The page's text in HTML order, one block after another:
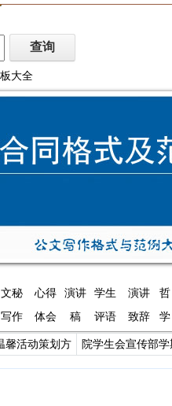
大全
文秘
写作
心得
体会
演讲
稿
学生
评语
演讲
致辞
哲
学
馨活动策划方
院学生会宣传部学